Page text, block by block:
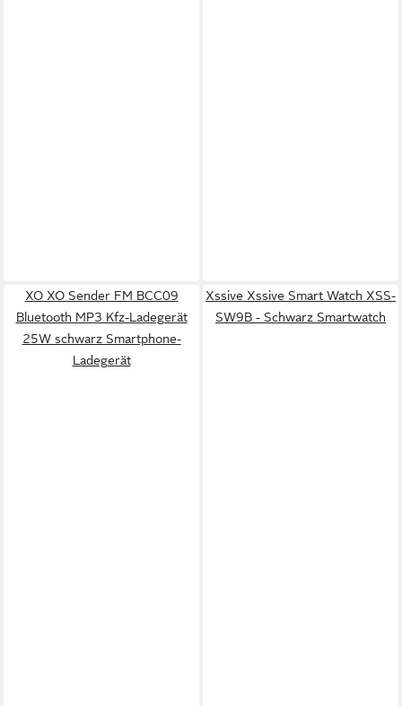
XO XO Sender FM BCC09
Bluetooth MP3 Kfz-Ladegerät
25W schwarz Smartphone-
Ladegerät
Xssive Xssive Smart Watch XSS-
SW9B - Schwarz Smartwatch